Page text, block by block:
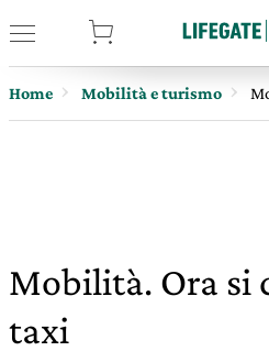
Home Mobilità e turismo
Mobilità. Ora si
taxi